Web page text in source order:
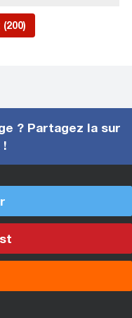
? Partagez la sur
!